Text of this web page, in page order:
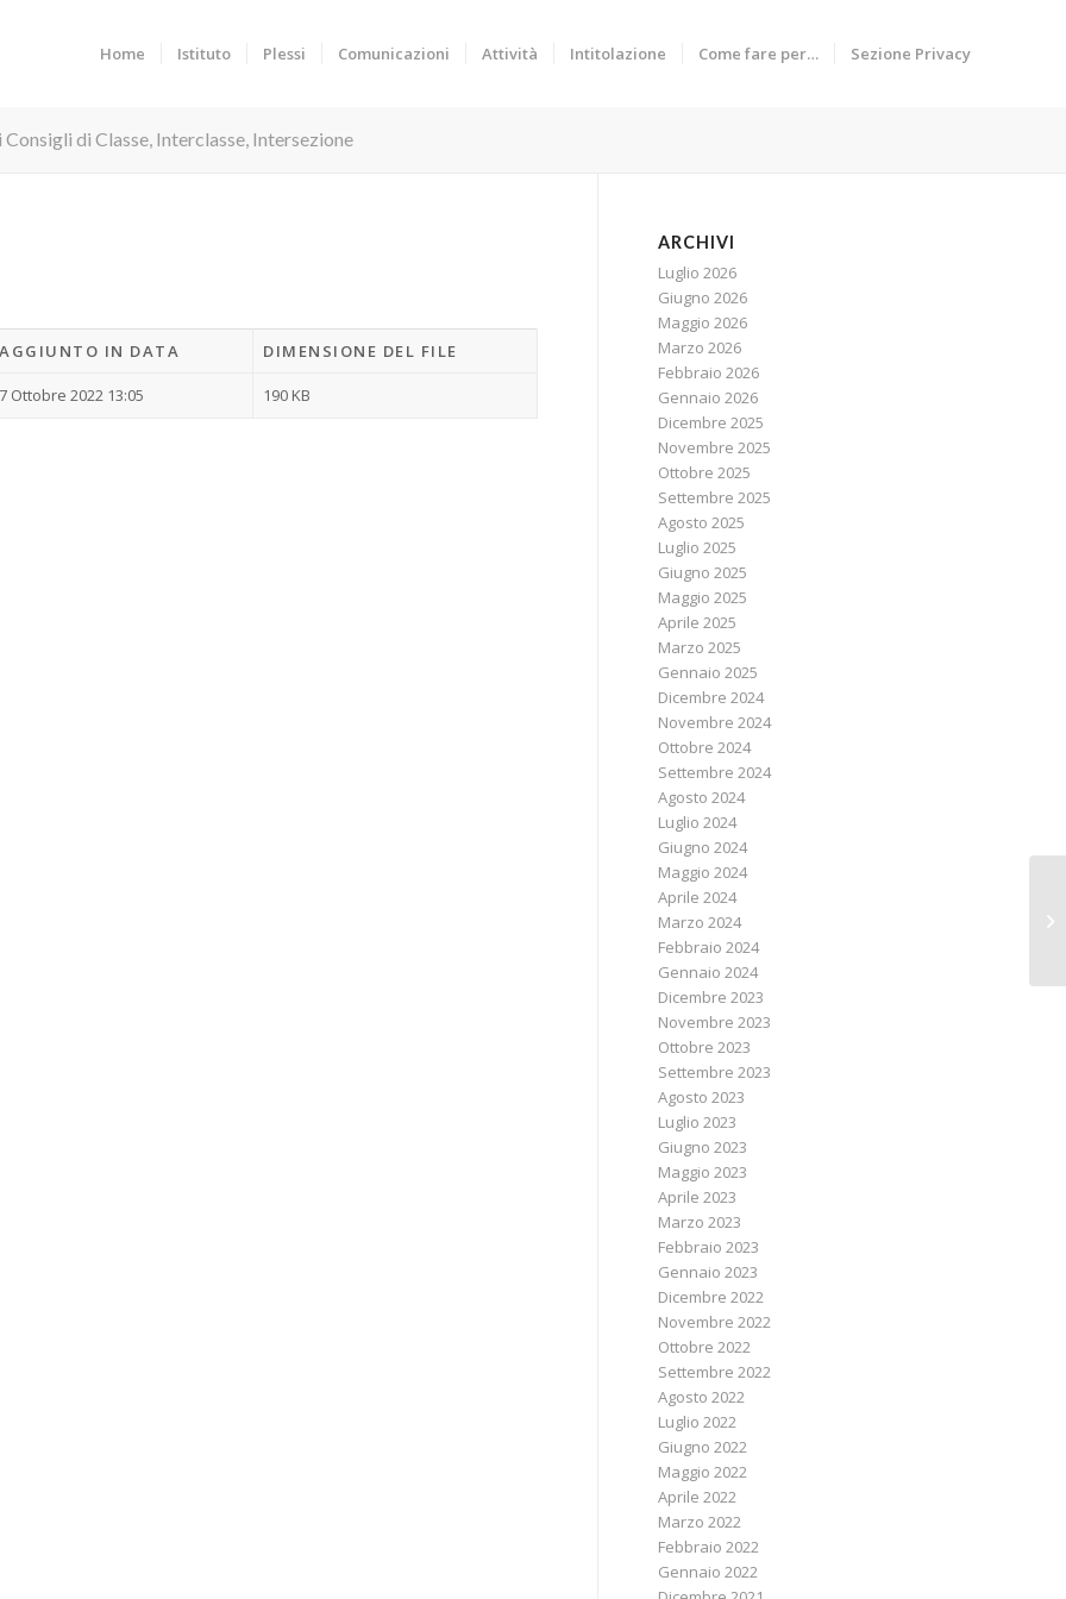
Home Istituto Plessi Comunicazioni Attività Intitolazione Come fare per… Sezione Privacy
di Classe, Interclasse, Intersezione
AGGIUNTO IN DATA DIMENSIONE DEL FILE
7 Ottobre 2022 13:05 190 KB
ARCHIVI
Luglio 2026
Giugno 2026
Maggio 2026
Marzo 2026
Febbraio 2026
Gennaio 2026
Dicembre 2025
Novembre 2025
Ottobre 2025
Settembre 2025
Agosto 2025
Luglio 2025
Giugno 2025
Maggio 2025
Aprile 2025
Marzo 2025
Gennaio 2025
Dicembre 2024
Novembre 2024
Ottobre 2024
Settembre 2024
Agosto 2024
Luglio 2024
Giugno 2024
Maggio 2024
Aprile 2024
Marzo 2024
Febbraio 2024
Gennaio 2024
Dicembre 2023
Novembre 2023
Ottobre 2023
Settembre 2023
Agosto 2023
Luglio 2023
Giugno 2023
Maggio 2023
Aprile 2023
Marzo 2023
Febbraio 2023
Gennaio 2023
Dicembre 2022
Novembre 2022
Ottobre 2022
Settembre 2022
Agosto 2022
Luglio 2022
Giugno 2022
Maggio 2022
Aprile 2022
Marzo 2022
Febbraio 2022
Gennaio 2022